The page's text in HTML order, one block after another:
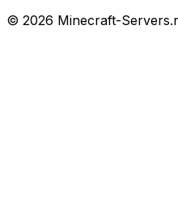
© 2026 Minecraft-